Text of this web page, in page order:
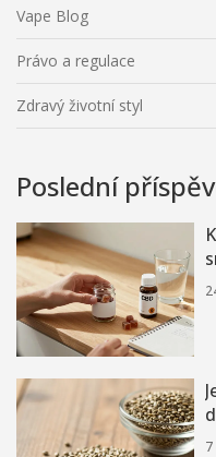
Vape Blog
Právo a regulace
Zdravý životní styl
Poslední